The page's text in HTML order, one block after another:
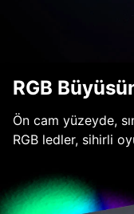
RGB
Ön cam yüzeyde,
RGB ledler, sihirli